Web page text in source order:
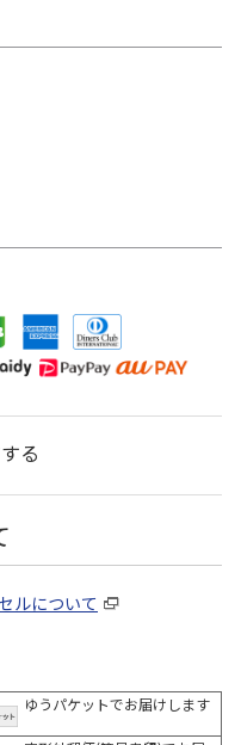
る
ルについて
ゆうパケットでお届けします